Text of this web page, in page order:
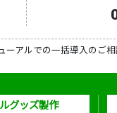
アルでの一括導入のご
グッズ製作